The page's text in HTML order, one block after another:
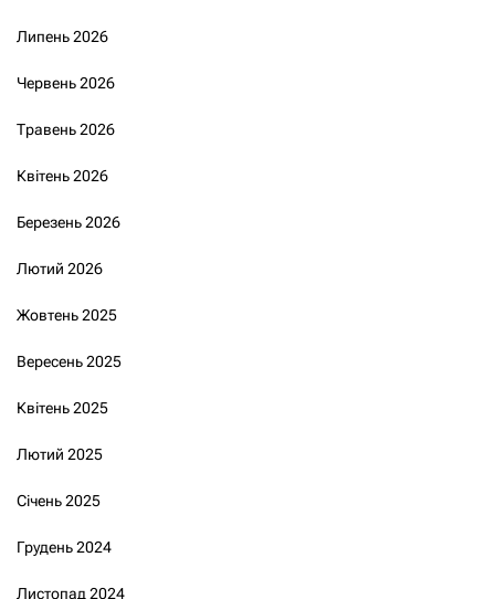
Липень 2026
Червень 2026
Травень 2026
Квітень 2026
Березень 2026
Лютий 2026
Жовтень 2025
Вересень 2025
Квітень 2025
Лютий 2025
Січень 2025
Грудень 2024
Листопад 2024